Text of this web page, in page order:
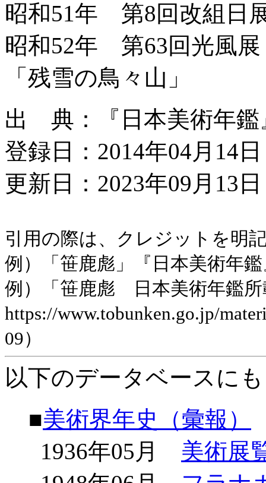
昭和51年 第8回改組日
昭和52年 第63回光風展
「残雪の鳥々山」
出 典：『日本美術年鑑
登録日：2014年04月14日
更新日：2023年09月13
引用の際は、クレジットを明
例）「笹鹿彪」『日本美術年
例）「笹鹿彪 日本美術年鑑所
https://www.tobunken.go.jp/
09）
以下のデータベースに
■美術界年史（彙報）
1936年05月 美術展